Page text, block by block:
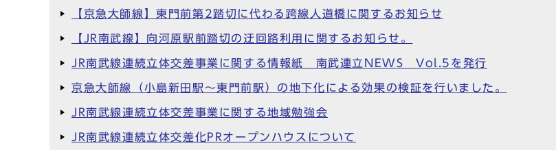
【京急大師線】東門前第2踏切に代わる跨線人道橋に関するお知らせ
【JR南武線】向河原駅前踏切の迂回路利用に関するお知らせ。
JR南武線連続立体交差事業に関する情報紙 南武連立NEWS Vol.5を発行
京急大師線（小島新田駅～東門前駅）の地下化による効果の検証を行いました。
JR南武線連続立体交差事業に関する地域勉強会
JR南武線連続立体交差化PRオープンハウスについて